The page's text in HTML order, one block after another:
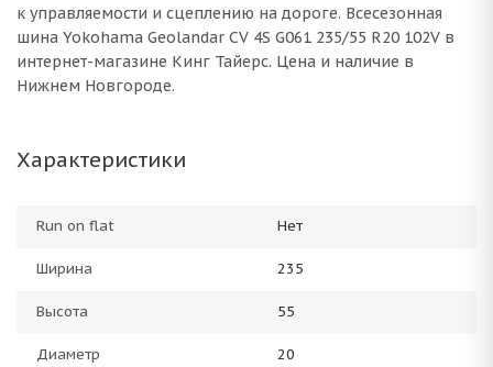
к управляемости и сцеплению на дороге. Всесезонная
шина Yokohama Geolandar CV 4S G061 235/55 R20 102V в
интернет-магазине Кинг Тайерс. Цена и наличие в
Нижнем Новгороде.
Характеристики
Run on flat Нет
Ширина 235
Высота 55
Диаметр 20